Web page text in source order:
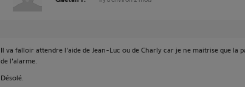
Il va falloir attendre l'aide de Jean-Luc ou de Charly car je ne maitrise que la
de l'alarme.
Désolé.